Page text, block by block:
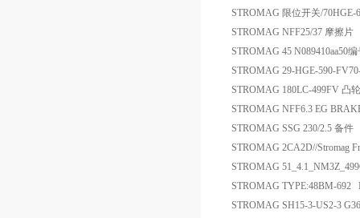
STROMAG 限位开关/70HGE-
STROMAG NFF25/37 摩擦片
STROMAG 45 N089410aa50
STROMAG 29-HGE-590-
STROMAG 180LC-499FV 凸
STROMAG NFF6.3 EG
STROMAG SSG 230/2.5 备件
STROMAG 2CA2D//Stromag
STROMAG
STROMAG TYPE:48BM-692
STROMAG SH15-3-US2-3